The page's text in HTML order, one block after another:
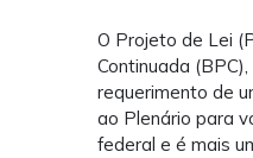
O Projeto de Lei
Continuada
requerimento de
ao Plenário para
federal e é mais